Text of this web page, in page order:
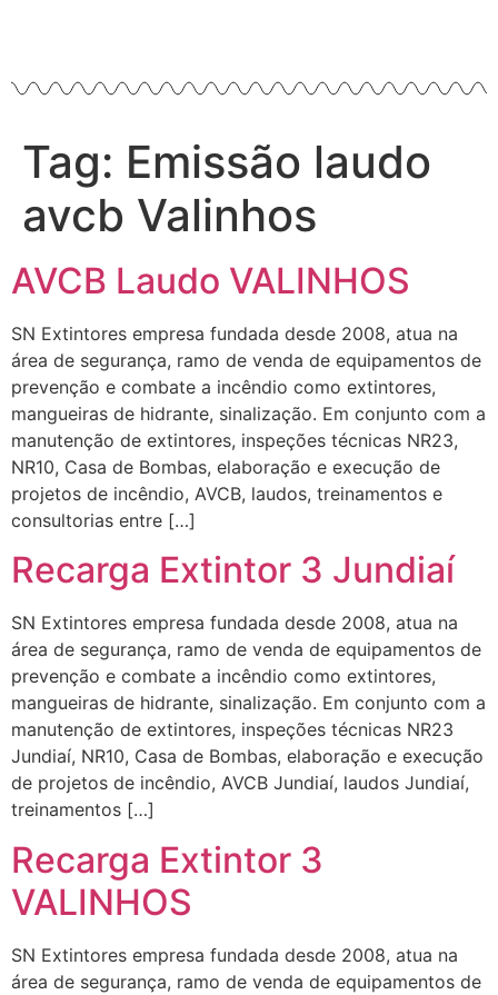
Tag: Emissão laudo
avcb Valinhos
AVCB Laudo VALINHOS
SN Extintores empresa fundada desde 2008, atua na
área de segurança, ramo de venda de equipamentos de
prevenção e combate a incêndio como extintores,
mangueiras de hidrante, sinalização. Em conjunto com a
manutenção de extintores, inspeções técnicas NR23,
NR10, Casa de Bombas, elaboração e execução de
projetos de incêndio, AVCB, laudos, treinamentos e
consultorias entre […]
Recarga Extintor 3 Jundiaí
SN Extintores empresa fundada desde 2008, atua na
área de segurança, ramo de venda de equipamentos de
prevenção e combate a incêndio como extintores,
mangueiras de hidrante, sinalização. Em conjunto com a
manutenção de extintores, inspeções técnicas NR23
Jundiaí, NR10, Casa de Bombas, elaboração e execução
de projetos de incêndio, AVCB Jundiaí, laudos Jundiaí,
treinamentos […]
Recarga Extintor 3
VALINHOS
SN Extintores empresa fundada desde 2008, atua na
área de segurança, ramo de venda de equipamentos de